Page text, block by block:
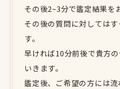
その後2~3分で鑑定結果を
その後の質問に対しては
す。
早ければ10分前後で貴方
いきます。
鑑定後、ご希望の方には